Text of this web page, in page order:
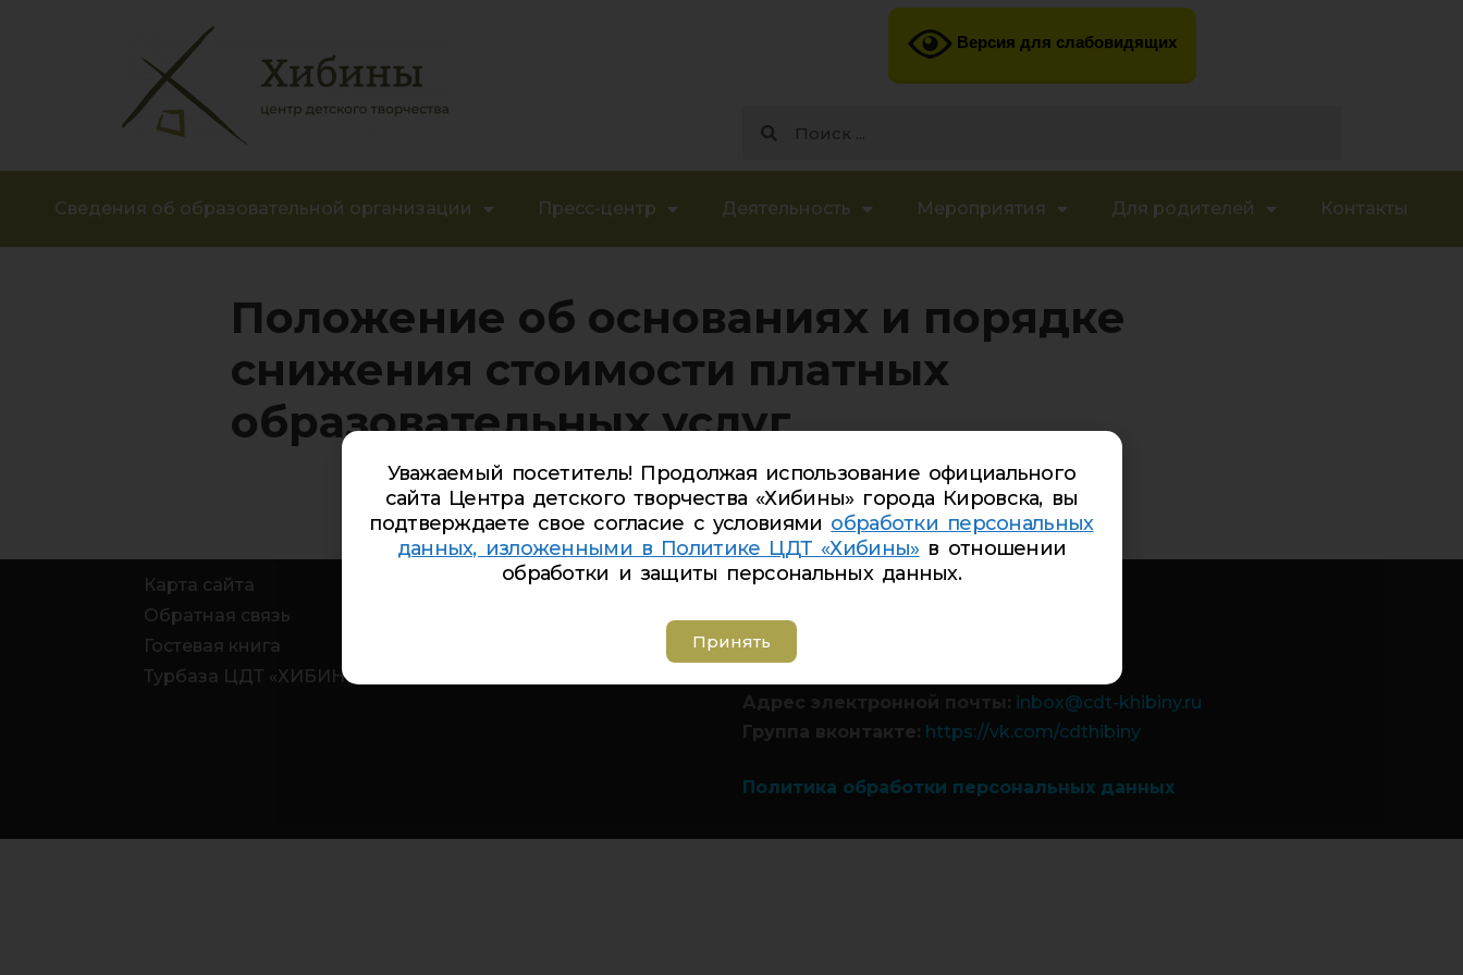
Версия для слабовидящих
Сведения об образовательной организации Пресс-центр Деятельность Мероприятия Для родителей Контакты
Положение об основаниях и порядке
снижения стоимости платных
образовательных услуг
Карта сайта
Обратная связь
Гостевая книга
Турбаза ЦДТ «ХИБИНЫ»
Телефон Ленина 5: 5-44-85
Телефон Дзержинского 9а:
Адрес электронной почты: inbox@cdt-khibiny.ru
Группа вконтакте: https://vk.com/cdthibiny
Политика обработки персональных данных
Уважаемый посетитель! Продолжая использование официального
сайта Центра детского творчества «Хибины» города Кировска, вы
подтверждаете свое согласие с условиями обработки персональных
данных, изложенными в Политике ЦДТ «Хибины» в отношении
обработки и защиты персональных данных.
Принять